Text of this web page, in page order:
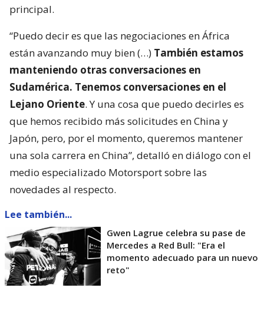
principal.
“Puedo decir es que las negociaciones en África
están avanzando muy bien (…) También estamos
manteniendo otras conversaciones en
Sudamérica. Tenemos conversaciones en el
Lejano Oriente. Y una cosa que puedo decirles es
que hemos recibido más solicitudes en China y
Japón, pero, por el momento, queremos mantener
una sola carrera en China”, detalló en diálogo con el
medio especializado Motorsport sobre las
novedades al respecto.
Lee también...
Gwen Lagrue celebra su pase de
Mercedes a Red Bull: "Era el
momento adecuado para un nuevo
reto"